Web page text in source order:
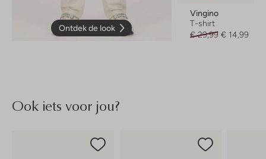
Ontdek de look
Vingino
T-shirt
€ 29,99 € 14,99
Ook iets voor jou?